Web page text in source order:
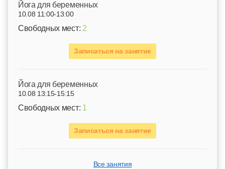
Йога для беременных
10.08 11:00-13:00
Свободных мест: 2
Записаться на занятие
Йога для беременных
10.08 13:15-15:15
Свободных мест: 1
Записаться на занятие
Все занятия